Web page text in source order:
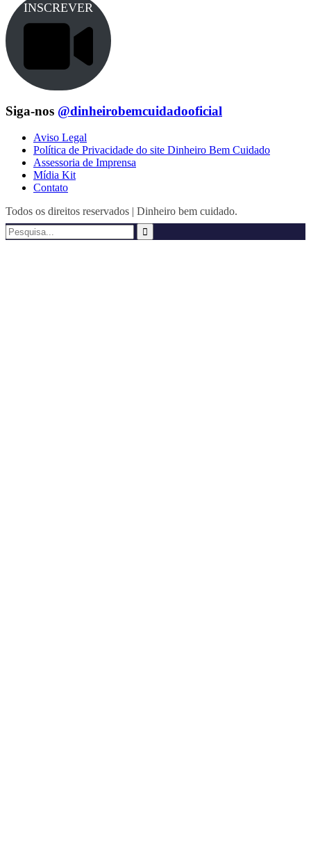
INSCREVER
Siga-nos @dinheirobemcuidadooficial
Aviso Legal
Política de Privacidade do site Dinheiro Bem Cuidado
Assessoria de Imprensa
Mídia Kit
Contato
Todos os direitos reservados | Dinheiro bem cuidado.